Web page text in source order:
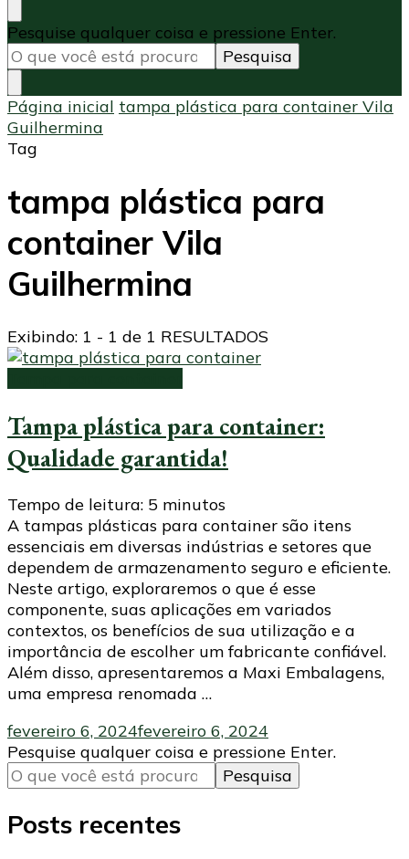
Procurando
algo?
Pesquise qualquer coisa e pressione Enter.
Página inicial tampa plástica para container Vila
Guilhermina
Tag
tampa plástica para
container Vila
Guilhermina
Exibindo: 1 - 1 de 1 RESULTADOS
Tampa plástica para container:
Qualidade garantida!
Tempo de leitura: 5 minutos
A tampas plásticas para container são itens
essenciais em diversas indústrias e setores que
dependem de armazenamento seguro e eficiente.
Neste artigo, exploraremos o que é esse
componente, suas aplicações em variados
contextos, os benefícios de sua utilização e a
importância de escolher um fabricante confiável.
Além disso, apresentaremos a Maxi Embalagens,
uma empresa renomada …
fevereiro 6, 2024fevereiro 6, 2024
Procurando
algo?
Pesquise qualquer coisa e pressione Enter.
Posts recentes